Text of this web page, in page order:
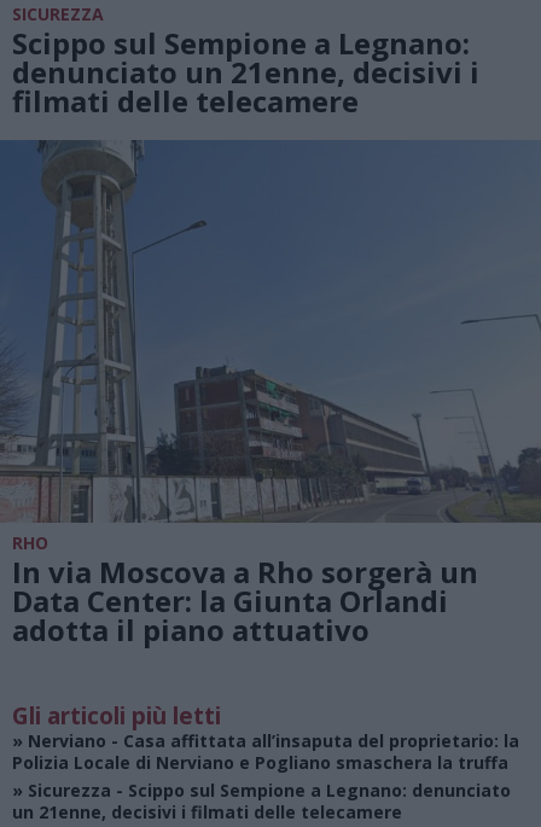
SICUREZZA
Scippo sul Sempione a Legnano:
denunciato un 21enne, decisivi i
filmati delle telecamere
RHO
In via Moscova a Rho sorgerà un
Data Center: la Giunta Orlandi
adotta il piano attuativo
Gli articoli più letti
» Nerviano - Casa affittata all’insaputa del proprietario: la
Polizia Locale di Nerviano e Pogliano smaschera la truffa
» Sicurezza - Scippo sul Sempione a Legnano: denunciato
un 21enne, decisivi i filmati delle telecamere